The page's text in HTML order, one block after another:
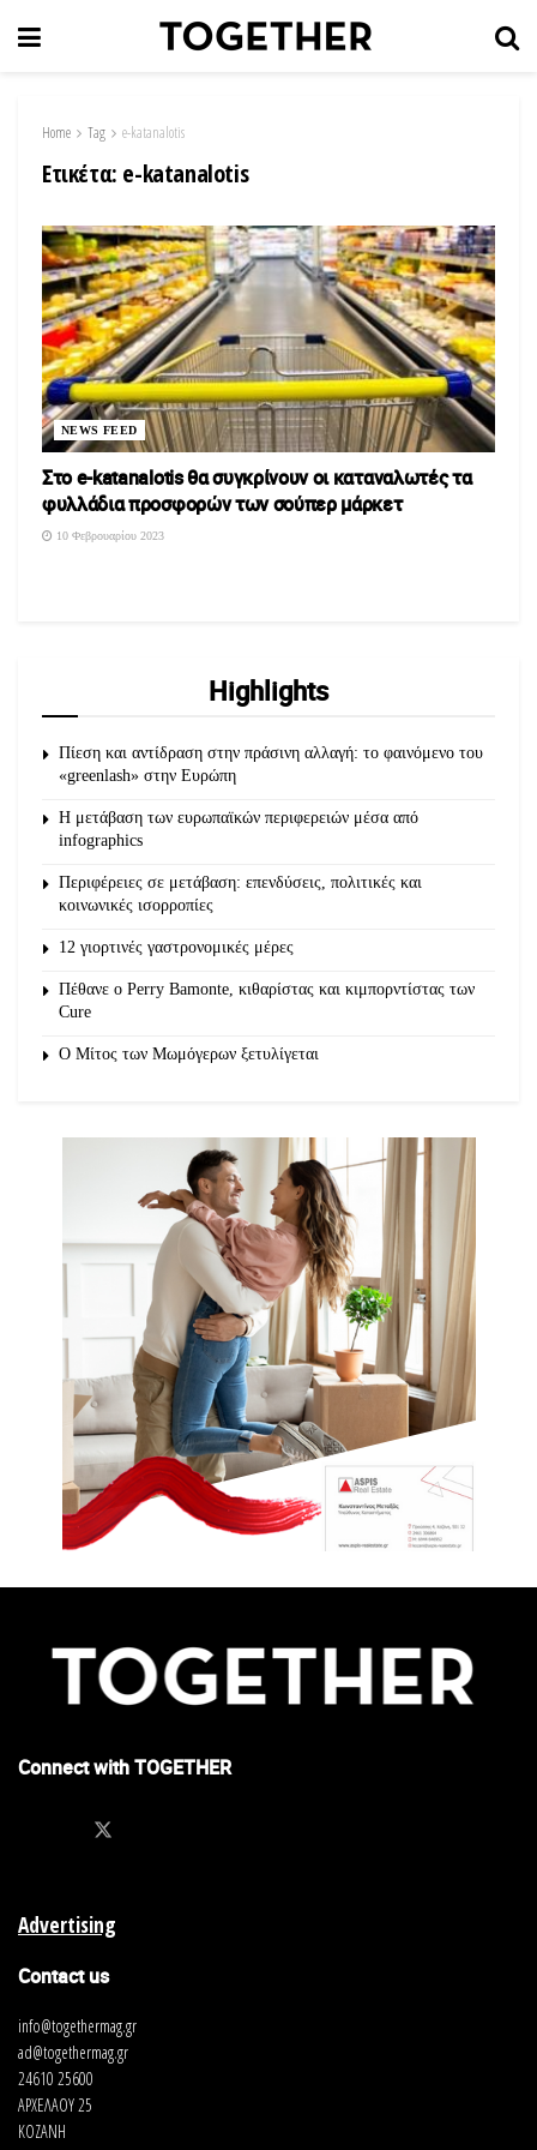
Home Tag e-katanalotis
Ετικέτα: e-katanalotis
NEWS FEED
Στο e-katanalotis θα συγκρίνουν οι καταναλωτές τα
φυλλάδια προσφορών των σούπερ μάρκετ
10 Φεβρουαρίου 2023
Highlights
Πίεση και αντίδραση στην πράσινη αλλαγή: το φαινόμενο του
«greenlash» στην Ευρώπη
Η μετάβαση των ευρωπαϊκών περιφερειών μέσα από
infographics
Περιφέρειες σε μετάβαση: επενδύσεις, πολιτικές και
κοινωνικές ισορροπίες
12 γιορτινές γαστρονομικές μέρες
Πέθανε ο Perry Bamonte, κιθαρίστας και κιμπορντίστας των
Cure
O Μίτος των Μωμόγερων ξετυλίγεται
Connect with TOGETHER
Advertising
Contact us
info@togethermag.gr
ad@togethermag.gr
24610 25600
ΑΡΧΕΛΑΟΥ 25
ΚΟΖΑΝΗ